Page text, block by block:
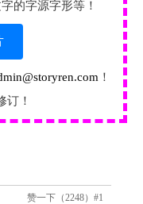
的字源字形等！
！
订！